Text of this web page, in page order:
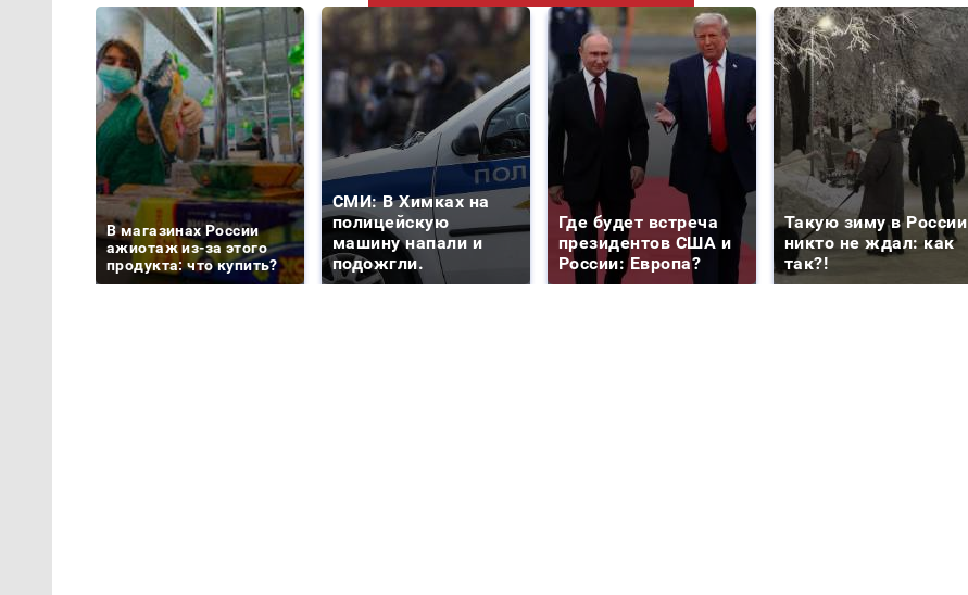
В магазинах России
ажиотаж из-за этого
продукта: что купить?
СМИ: В Химках на
полицейскую
машину напали и
подожгли.
Где будет встреча
президентов США и
России: Европа?
Такую зиму в России
никто не ждал: как
так?!